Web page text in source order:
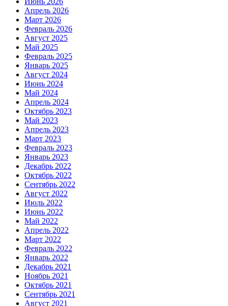
Апрель 2026
Март 2026
Февраль 2026
Август 2025
Май 2025
Февраль 2025
Январь 2025
Август 2024
Июнь 2024
Май 2024
Апрель 2024
Октябрь 2023
Май 2023
Апрель 2023
Март 2023
Февраль 2023
Январь 2023
Декабрь 2022
Октябрь 2022
Сентябрь 2022
Август 2022
Июль 2022
Июнь 2022
Май 2022
Апрель 2022
Март 2022
Февраль 2022
Январь 2022
Декабрь 2021
Ноябрь 2021
Октябрь 2021
Сентябрь 2021
Август 2021